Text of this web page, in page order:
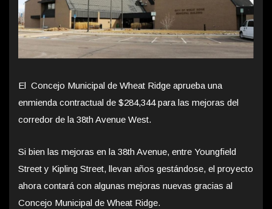
El Concejo Municipal de Wheat Ridge aprueba una
enmienda contractual de $284,344 para las mejoras del
corredor de la 38th Avenue West.
Si bien las mejoras en la 38th Avenue, entre Youngfield
Street y Kipling Street, llevan años gestándose, el proyecto
ahora contará con algunas mejoras nuevas gracias al
Concejo Municipal de Wheat Ridge.